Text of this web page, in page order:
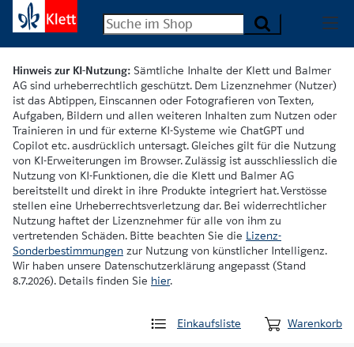
Hinweis zur KI-Nutzung: Sämtliche Inhalte der Klett und Balmer
AG sind urheberrechtlich geschützt. Dem Lizenznehmer (Nutzer)
ist das Abtippen, Einscannen oder Fotografieren von Texten,
Aufgaben, Bildern und allen weiteren Inhalten zum Nutzen oder
Trainieren in und für externe KI-Systeme wie ChatGPT und
Copilot etc. ausdrücklich untersagt. Gleiches gilt für die Nutzung
von KI-Erweiterungen im Browser. Zulässig ist ausschliesslich die
Nutzung von KI-Funktionen, die die Klett und Balmer AG
bereitstellt und direkt in ihre Produkte integriert hat. Verstösse
stellen eine Urheberrechtsverletzung dar. Bei widerrechtlicher
Nutzung haftet der Lizenznehmer für alle von ihm zu
vertretenden Schäden. Bitte beachten Sie die Lizenz-
Sonderbestimmungen zur Nutzung von künstlicher Intelligenz.
Wir haben unsere Datenschutzerklärung angepasst (Stand
8.7.2026). Details finden Sie hier.
Einkaufsliste Warenkorb